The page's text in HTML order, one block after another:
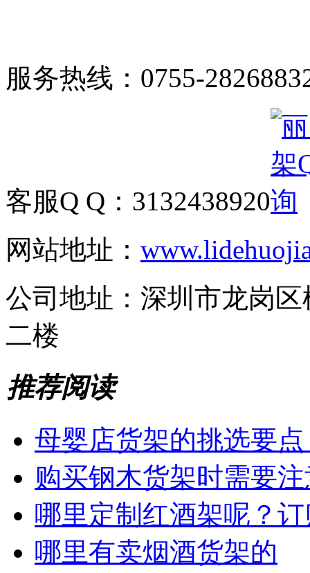
服务热线： 0755-
客服Q Q： 3132438920
网站地址：
公司地址： 深圳市龙岗
二楼
推荐阅读
母婴店货架的挑选要
购买钢木货架时需要
哪里定制红酒架呢？
哪里有卖烟酒货架的